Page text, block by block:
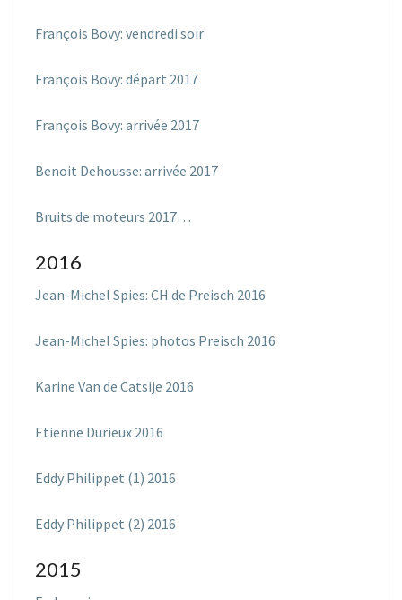
François Bovy: vendredi soir
François Bovy: départ 2017
François Bovy: arrivée 2017
Benoit Dehousse: arrivée 2017
Bruits de moteurs 2017…
2016
Jean-Michel Spies: CH de Preisch 2016
Jean-Michel Spies: photos Preisch 2016
Karine Van de Catsije 2016
Etienne Durieux 2016
Eddy Philippet (1) 2016
Eddy Philippet (2) 2016
2015